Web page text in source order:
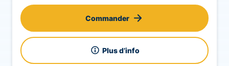
Plus d’info
Commander